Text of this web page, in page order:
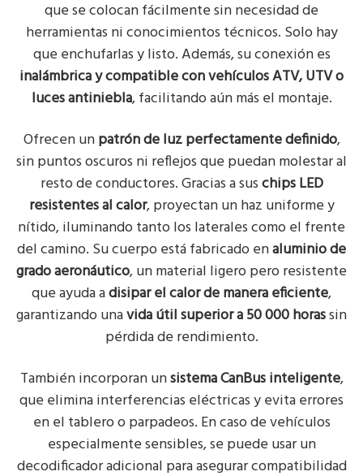
que se colocan fácilmente sin necesidad de
herramientas ni conocimientos técnicos. Solo hay
que enchufarlas y listo. Además, su conexión es
inalámbrica y compatible con vehículos ATV, UTV o
luces antiniebla, facilitando aún más el montaje.
Ofrecen unpatrón de luz perfectamente definido,
sin puntos oscuros ni reflejos que puedan molestar al
resto de conductores. Gracias a suschips LED
resistentes al calor, proyectan un haz uniforme y
nítido, iluminando tanto los laterales como el frente
del camino. Su cuerpo está fabricado enaluminio de
grado aeronáutico, un material ligero pero resistente
que ayuda adisipar el calor de manera eficiente,
garantizando unavida útil superior a 50 000 horassin
pérdida de rendimiento.
También incorporan unsistema CanBus inteligente,
que elimina interferencias eléctricas y evita errores
en el tablero o parpadeos. En caso de vehículos
especialmente sensibles, se puede usar un
decodificador adicional para asegurar compatibilidad